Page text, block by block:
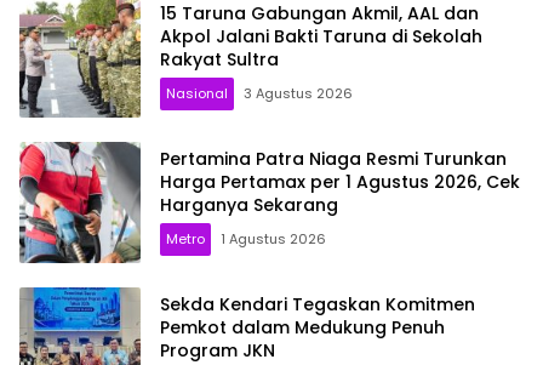
15 Taruna Gabungan Akmil, AAL dan
Akpol Jalani Bakti Taruna di Sekolah
Rakyat Sultra
Nasional 3 Agustus 2026
Pertamina Patra Niaga Resmi Turunkan
Harga Pertamax per 1 Agustus 2026, Cek
Harganya Sekarang
Metro 1 Agustus 2026
Sekda Kendari Tegaskan Komitmen
Pemkot dalam Medukung Penuh
Program JKN